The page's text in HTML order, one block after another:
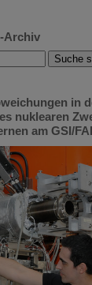
Archiv
in
nuklearen
am GSI/